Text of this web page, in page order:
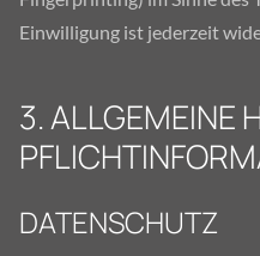
Einwilligung ist jederzeit
3. ALLGEMEINE
DATENSCHUTZ